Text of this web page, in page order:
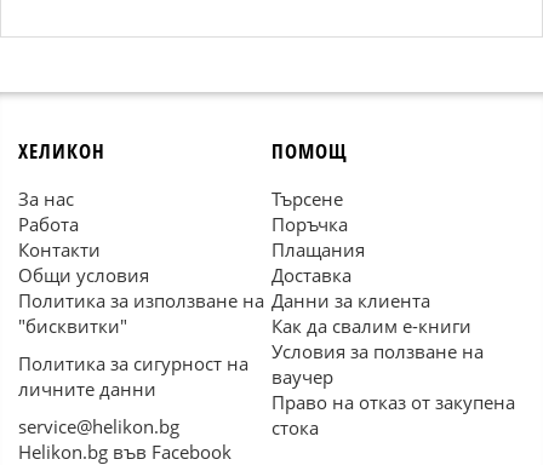
ХЕЛИКОН
За нас
Работа
Контакти
Общи условия
Политика за използване на
"бисквитки"
Политика за сигурност на
личните данни
service@helikon.bg
Helikon.bg във Facebook
ПОМОЩ
Търсене
Поръчка
Плащания
Доставка
Данни за клиента
Как да свалим е-книги
Условия за ползване на
ваучер
Право на отказ от закупена
стока